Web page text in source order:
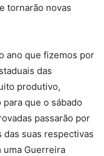
tornarão novas
ano que fizemos por
das
produtivo,
que o sábado
passarão por
suas respectivas
uma Guerreira